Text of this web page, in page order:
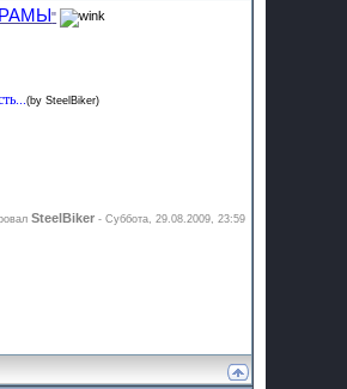
"
(by SteelBiker)
SteelBiker -Суббота, 29.08.2009, 23:59